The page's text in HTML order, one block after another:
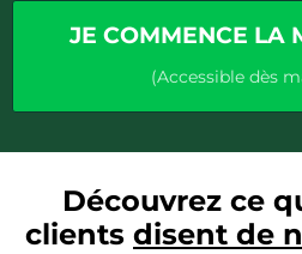
JE COMMENCE LA
(Accessible dès
Découvrez ce
clients disent de